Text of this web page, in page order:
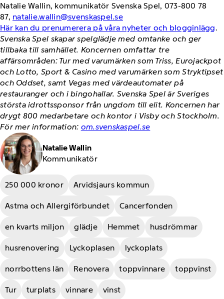
Natalie Wallin, kommunikatör Svenska Spel, 073-800 78
87, natalie.wallin@svenskaspel.se
Här kan du prenumerera på våra nyheter och blogginlägg.
Svenska Spel skapar spelglädje med omtanke och ger
tillbaka till samhället. Koncernen omfattar tre
affärsområden: Tur med varumärken som Triss, Eurojackpot
och Lotto, Sport & Casino med varumärken som Stryktipset
och Oddset, samt Vegas med värdeautomater på
restauranger och i bingohallar. Svenska Spel är Sveriges
största idrottssponsor från ungdom till elit. Koncernen har
drygt 800 medarbetare och kontor i Visby och Stockholm.
För mer information: om.svenskaspel.se
Kommunikatör
Natalie Wallin
250 000 kronor Arvidsjaurs kommun
Astma och Allergiförbundet Cancerfonden
en kvarts miljon glädje Hemmet husdrömmar
husrenovering Lyckoplasen lyckoplats
norrbottens län Renovera toppvinnare toppvinst
Tur turplats vinnare vinst